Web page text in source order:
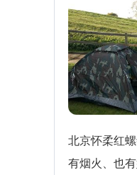
北京怀柔红
有烟火、也